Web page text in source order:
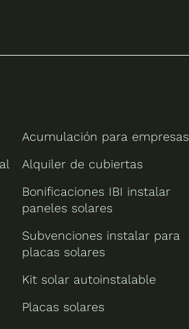
Acumulación para empresas
Alquiler de cubiertas
Bonificaciones IBI instalar
paneles solares
Subvenciones instalar para
placas solares
Kit solar autoinstalable
Placas solares